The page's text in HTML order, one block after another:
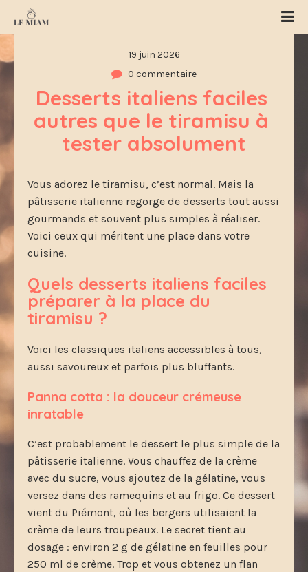
19 juin 2026
0 commentaire
Desserts italiens faciles
autres que le tiramisu à
tester absolument
Vous adorez le tiramisu, c’est normal. Mais la
pâtisserie italienne regorge de desserts tout aussi
gourmands et souvent plus simples à réaliser.
Voici ceux qui méritent une place dans votre
cuisine.
Quels desserts italiens faciles
préparer à la place du
tiramisu ?
Voici les classiques italiens accessibles à tous,
aussi savoureux et parfois plus bluffants.
Panna cotta : la douceur crémeuse
inratable
C’est probablement le dessert le plus simple de la
pâtisserie italienne. Vous chauffez de la crème
avec du sucre, vous ajoutez de la gélatine, vous
versez dans des ramequins et au frigo. Ce dessert
vient du Piémont, où les bergers utilisaient la
crème de leurs troupeaux. Le secret tient au
dosage : environ 2 g de gélatine en feuilles pour
250 ml de crème. Trop et vous obtenez un flan